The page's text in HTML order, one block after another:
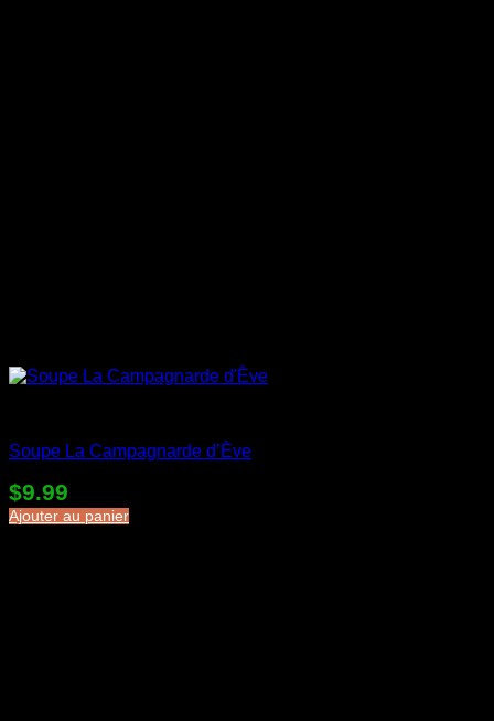
Soupe La Campagnarde d’Ève
$9.99
Ajouter au panier